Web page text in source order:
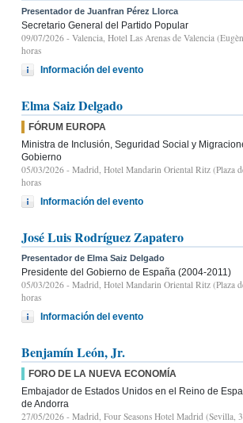
Presentador de Juanfran Pérez Llorca
Secretario General del Partido Popular
09/07/2026 - Valencia, Hotel Las Arenas de Valencia
horas
Información del evento
Elma Saiz Delgado
FÓRUM EUROPA
Ministra de Inclusión, Seguridad Social y
Gobierno
05/03/2026 - Madrid, Hotel Mandarin Oriental Ritz (Plaza
horas
Información del evento
José Luis Rodríguez Zapatero
Presentador de Elma Saiz Delgado
Presidente del Gobierno de España (2004-2011)
05/03/2026 - Madrid, Hotel Mandarin Oriental Ritz (Plaza
horas
Información del evento
Benjamín León, Jr.
FORO DE LA NUEVA ECONOMÍA
Embajador de Estados Unidos en el Reino de
de Andorra
27/05/2026 - Madrid, Four Seasons Hotel Madrid (Sevilla,